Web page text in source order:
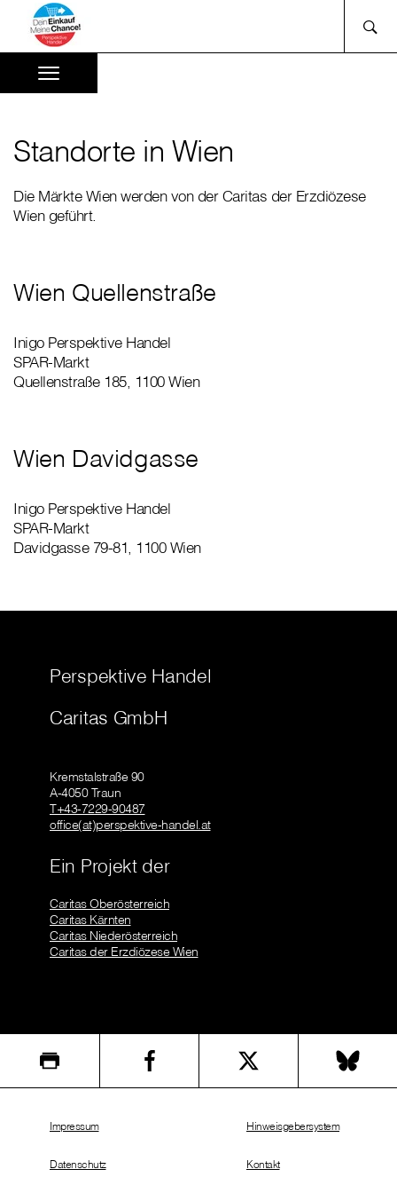
Standorte in Wien
Die Märkte Wien werden von der Caritas der Erzdiözese
Wien geführt.
Wien Quellenstraße
Inigo Perspektive Handel
SPAR-Markt
Quellenstraße 185, 1100 Wien
Wien Davidgasse
Inigo Perspektive Handel
SPAR-Markt
Davidgasse 79-81, 1100 Wien
Perspektive Handel
Caritas GmbH
Kremstalstraße 90
A-4050 Traun
T+43-7229-90487
office(at)perspektive-handel.at
Ein Projekt der
Caritas Oberösterreich
Caritas Kärnten
Caritas Niederösterreich
Caritas der Erzdiözese Wien
Impressum
Datenschutz
Hinweisgebersystem
Kontakt